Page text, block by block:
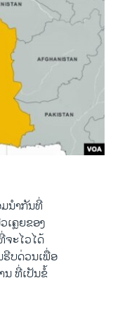
ນຳກັນທີ່
ເຄຼຍຂອງ
ຈະໄວໄດ້
ຮີບດ່ວນເພື່ອ
ນ ທີ່ເປັນຂໍ້